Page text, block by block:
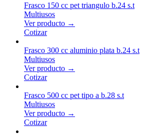
Frasco 150 cc pet triangulo b.24 s.t
Multiusos
Ver producto →
Cotizar
Frasco 300 cc aluminio plata b.24 s.t
Multiusos
Ver producto →
Cotizar
Frasco 500 cc pet tipo a b.28 s.t
Multiusos
Ver producto →
Cotizar